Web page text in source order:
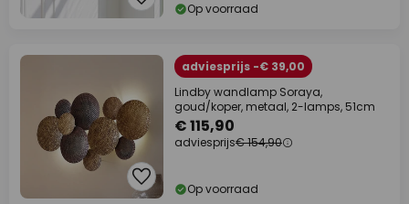
Op voorraad
adviesprijs -€ 39,00
Lindby wandlamp Soraya,
goud/koper, metaal, 2-lamps, 51cm
€ 115,90
adviesprijs€ 154,90
Op voorraad